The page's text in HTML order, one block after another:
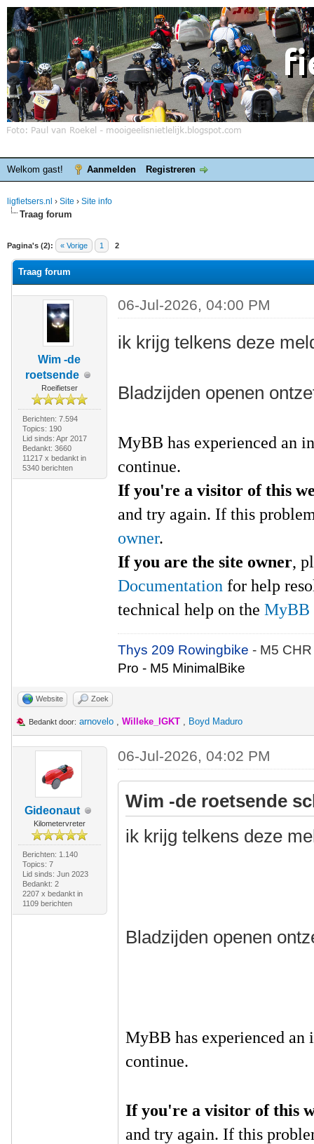
Welkom gast! Aanmelden Registreren
ligfietsers.nl › Site › Site info
Traag forum
Pagina's (2): « Vorige 1 2
waardering is 0
Traag forum
Wim -de
roetsende
Roeifietser
Berichten: 7.594
Topics: 190
Lid sinds: Apr 2017
Bedankt: 3660
11217 x bedankt in
5340 berichten
06-Jul-2026, 04:00 PM
ik krijg telkens deze
Bladzijden openen
MyBB has experienced an
continue.
If you're a visitor of this
and try again. If this
owner.
If you are the site owner,
Documentation for help
technical help on theMyBB
Thys 209 Rowingbike- M5
Pro - M5 MinimalBike
Website Zoek
Bedankt door: arnovelo , Willeke_IGKT , Boyd Maduro
Gideonaut
Kilometervreter
Berichten: 1.140
Topics: 7
Lid sinds: Jun 2023
Bedankt: 2
2207 x bedankt in
1109 berichten
06-Jul-2026, 04:02 PM
Wim -de roetsende
ik krijg telkens deze
Bladzijden openen
MyBB has experienced an
continue.
If you're a visitor of this
and try again. If this